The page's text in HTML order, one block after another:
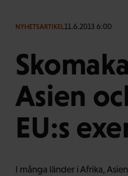
NYHETSARTIKEL11.6.2013 6:00
Asien
EU:s
I många länder i Afrika,